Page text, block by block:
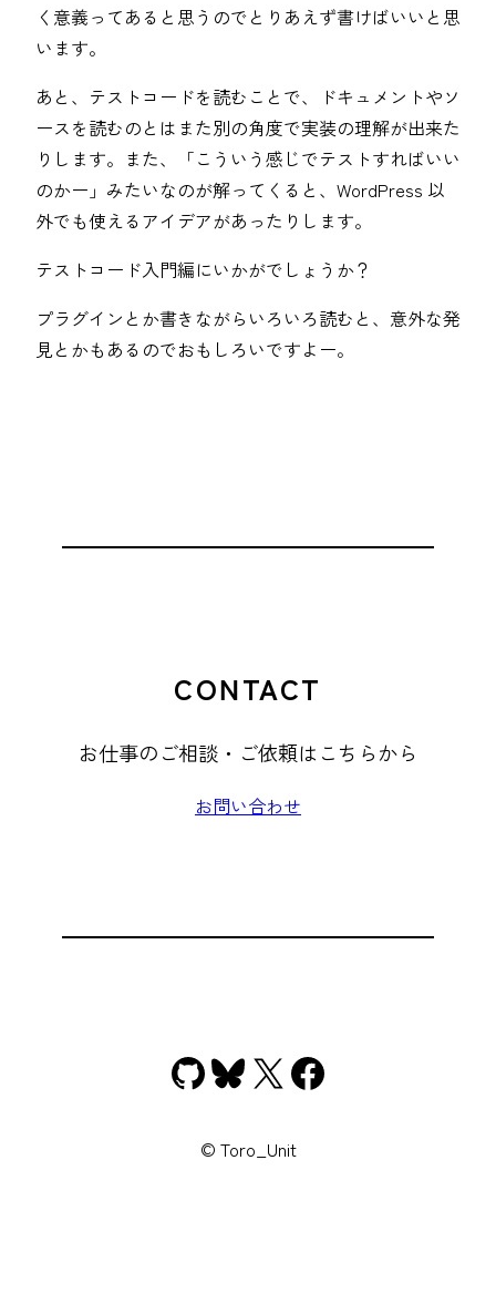
く意義ってあると思うのでとりあえず書けばいいと思
います。
あと、テストコードを読むことで、ドキュメントやソ
ースを読むのとはまた別の角度で実装の理解が出来た
りします。また、「こういう感じでテストすればいい
のかー」みたいなのが解ってくると、WordPress 以
外でも使えるアイデアがあったりします。
テストコード入門編にいかがでしょうか？
プラグインとか書きながらいろいろ読むと、意外な発
見とかもあるのでおもしろいですよー。
CONTACT
お仕事のご相談・ご依頼はこちらから
お問い合わせ
GitHub
Bluesky
X Facebook
© Toro_Unit